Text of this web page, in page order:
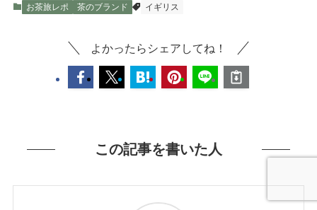
お茶旅レポ 茶のブランド イギリス
よかったらシェアしてね！
この記事を書いた人